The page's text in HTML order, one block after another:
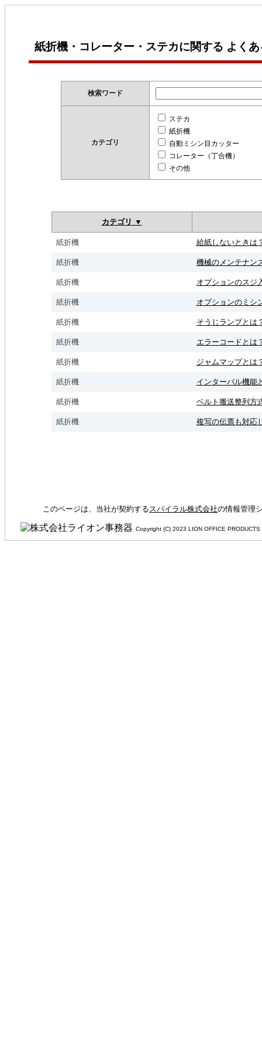
紙折機・コレーター・ステカに関する よく
検索ワード
カテゴリ
ステカ
紙折機
自動ミシン目カッター
コレーター（丁合機）
その他
カテゴリ ▼
紙折機 給紙しないときは
紙折機 機械のメンテナン
紙折機 オプションのスジ
紙折機 オプションのミシ
紙折機 そうじランプとは
紙折機 エラーコードとは
紙折機 ジャムマップとは
紙折機 インターバル機能
紙折機 ベルト搬送整列方
紙折機 複写の伝票も対応
このページは、当社が契約するスパイラル株式会社の情報管理
Copyright (C) 2023 LION OFFICE